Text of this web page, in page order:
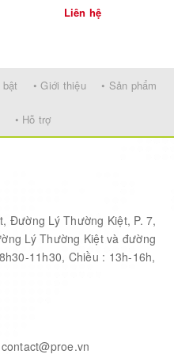
Liên hệ
• Giới thiệu • Sản phẩm
• Hỗ trợ
Đường Lý Thường Kiệt, P. 7,
Lý Thường Kiệt và đường
11h30, Chiều : 13h-16h,
contact@proe.vn